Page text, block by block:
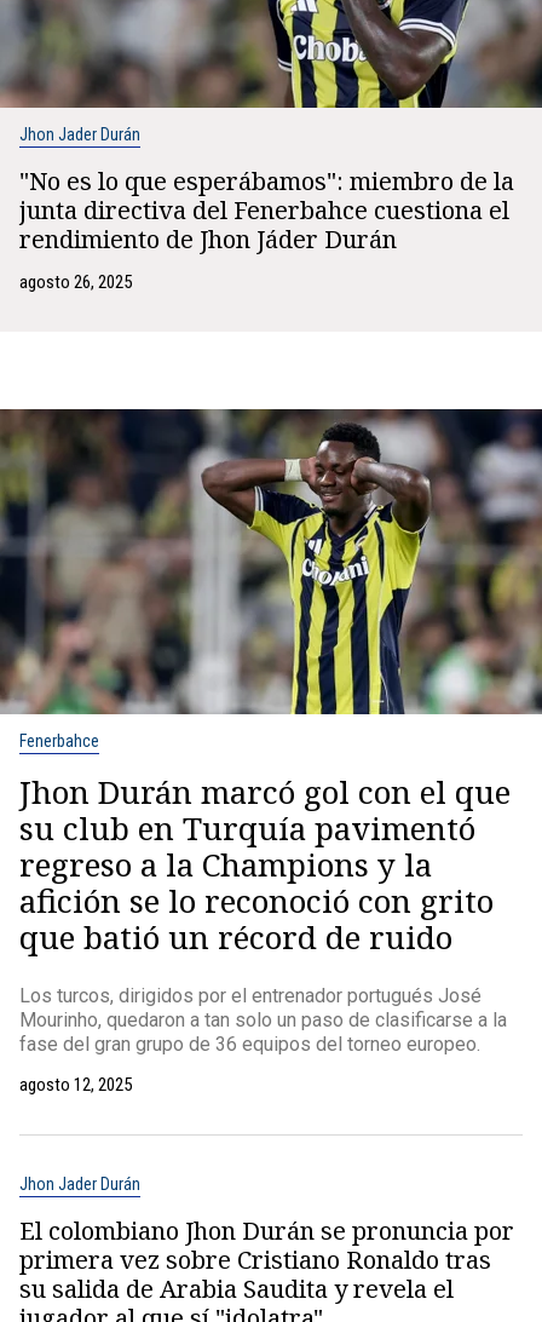
Jhon Jader Durán
"No es lo que esperábamos": miembro de la
junta directiva del Fenerbahce cuestiona el
rendimiento de Jhon Jáder Durán
agosto 26, 2025
Fenerbahce
Jhon Durán marcó gol con el que
su club en Turquía pavimentó
regreso a la Champions y la
afición se lo reconoció con grito
que batió un récord de ruido
Los turcos, dirigidos por el entrenador portugués José
Mourinho, quedaron a tan solo un paso de clasificarse a la
fase del gran grupo de 36 equipos del torneo europeo.
agosto 12, 2025
Jhon Jader Durán
El colombiano Jhon Durán se pronuncia por
primera vez sobre Cristiano Ronaldo tras
su salida de Arabia Saudita y revela el